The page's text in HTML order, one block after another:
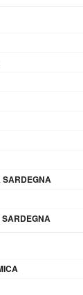
SARDEGNA
SARDEGNA